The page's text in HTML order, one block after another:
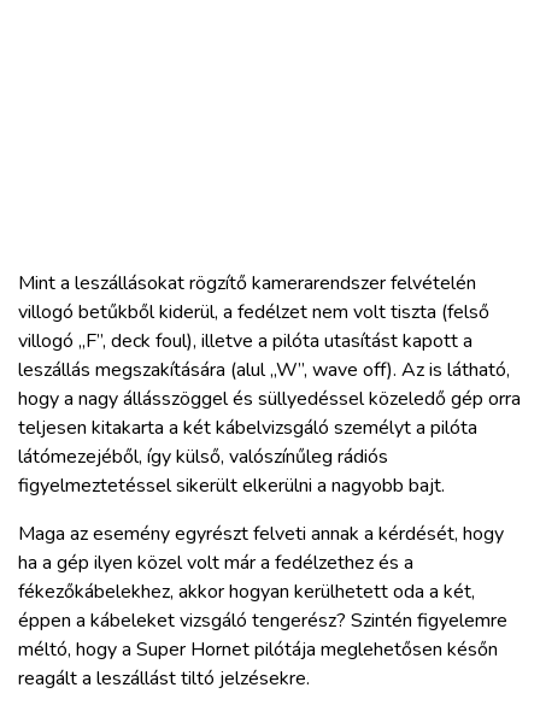
Mint a leszállásokat rögzítő kamerarendszer felvételén
villogó betűkből kiderül, a fedélzet nem volt tiszta (felső
villogó „F”, deck foul), illetve a pilóta utasítást kapott a
leszállás megszakítására (alul „W”, wave off). Az is látható,
hogy a nagy állásszöggel és süllyedéssel közeledő gép orra
teljesen kitakarta a két kábelvizsgáló személyt a pilóta
látómezejéből, így külső, valószínűleg rádiós
figyelmeztetéssel sikerült elkerülni a nagyobb bajt.
Maga az esemény egyrészt felveti annak a kérdését, hogy
ha a gép ilyen közel volt már a fedélzethez és a
fékezőkábelekhez, akkor hogyan kerülhetett oda a két,
éppen a kábeleket vizsgáló tengerész? Szintén figyelemre
méltó, hogy a Super Hornet pilótája meglehetősen későn
reagált a leszállást tiltó jelzésekre.